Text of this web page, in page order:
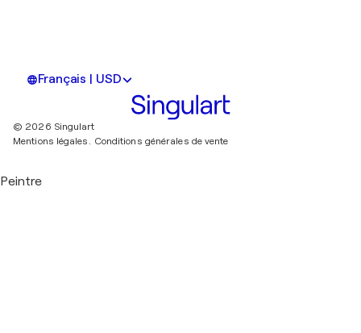
Français | USD
© 2026 Singulart
Mentions légales. Conditions générales de vente
Peintre